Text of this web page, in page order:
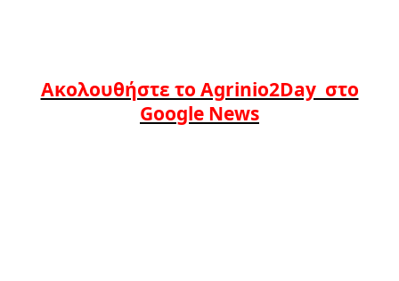
Ακολουθήστε το Agrinio2Day στο
Google News